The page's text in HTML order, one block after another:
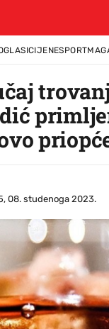
CIJENESPORT
08. studenoga 2023.